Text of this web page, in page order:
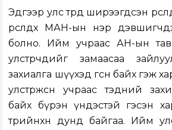
Эдгээр улс төрд ширээгдсэн
өрсөлдөх МАН-ын нэр
болно. Ийм учраас АН-ын
улстөрчдийг замаасаа
захиалга шүүхэд өгсөн байх гэж
улстөржсөн учраас тэдний
байх бүрэн үндэстэй гэсэн
төрийнхөн дунд байгаа. Ийм